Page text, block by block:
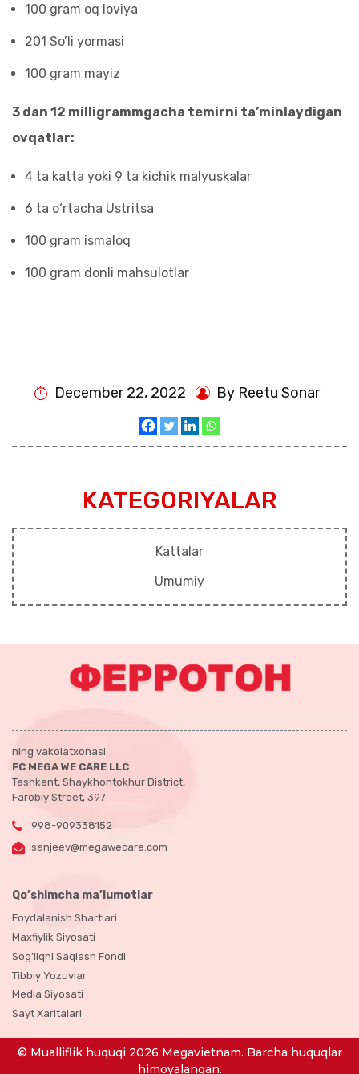
100 gram oq loviya
201 So’li yormasi
100 gram mayiz
3 dan 12 milligrammgacha temirni ta’minlaydigan
ovqatlar:
4 ta katta yoki 9 ta kichik malyuskalar
6 ta o‘rtacha Ustritsa
100 gram ismaloq
100 gram donli mahsulotlar
December 22, 2022 By Reetu Sonar
KATEGORIYALAR
Kattalar
Umumiy
ning vakolatxonasi
FC MEGA WE CARE LLC
Tashkent, Shaykhontokhur District,
Farobiy Street, 397
998-909338152
sanjeev@megawecare.com
Qo’shimcha ma’lumotlar
Foydalanish Shartlari
Maxfiylik Siyosati
Sog’liqni Saqlash Fondi
Tibbiy Yozuvlar
Media Siyosati
Sayt Xaritalari
© Mualliflik huquqi 2026 Megavietnam. Barcha huquqlar
himoyalangan.